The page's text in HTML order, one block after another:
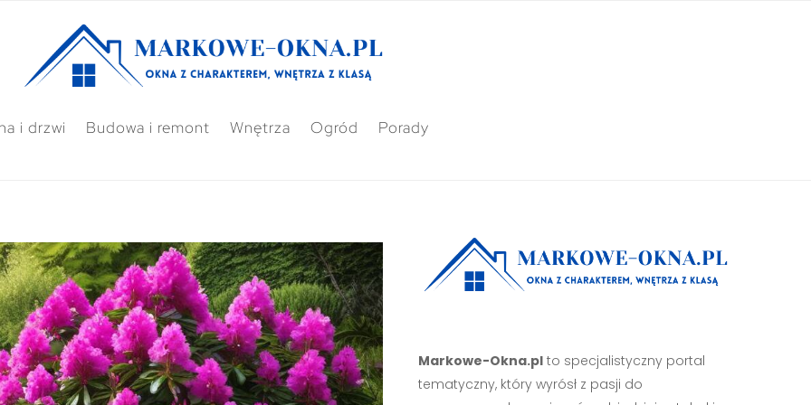
i drzwi Budowa i remont Wnętrza Ogród Porady
Markowe-Okna.plto specjalistyczny portal
tematyczny, który wyrósł z pasji do